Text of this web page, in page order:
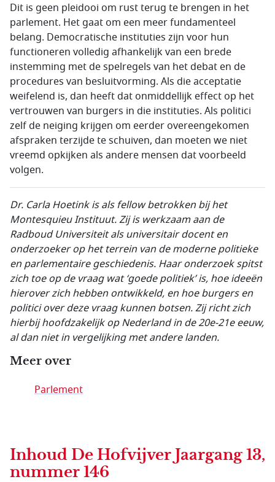
Dit is geen pleidooi om rust terug te brengen in het
parlement. Het gaat om een meer fundamenteel
belang. Democratische instituties zijn voor hun
functioneren volledig afhankelijk van een brede
instemming met de spelregels van het debat en de
procedures van besluitvorming. Als die acceptatie
weifelend is, dan heeft dat onmiddellijk effect op het
vertrouwen van burgers in die instituties. Als politici
zelf de neiging krijgen om eerder overeengekomen
afspraken terzijde te schuiven, dan moeten we niet
vreemd opkijken als andere mensen dat voorbeeld
volgen.
Dr. Carla Hoetink is als fellow betrokken bij het
Montesquieu Instituut. Zij is werkzaam aan de
Radboud Universiteit als universitair docent en
onderzoeker op het terrein van de moderne politieke
en parlementaire geschiedenis. Haar onderzoek spitst
zich toe op de vraag wat ‘goede politiek’ is, hoe ideeën
hierover zich hebben ontwikkeld, en hoe burgers en
politici over deze vraag kunnen botsen. Zij richt zich
hierbij hoofdzakelijk op Nederland in de 20e-21e eeuw,
al dan niet in vergelijking met andere landen.
Meer over
Parlement
Inhoud De Hofvijver Jaargang 13,
nummer 146